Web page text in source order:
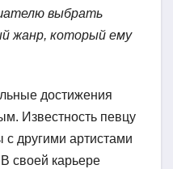
выбрать
жанр, который ему
достижения
Известность певцу
с другими артистами
своей карьере